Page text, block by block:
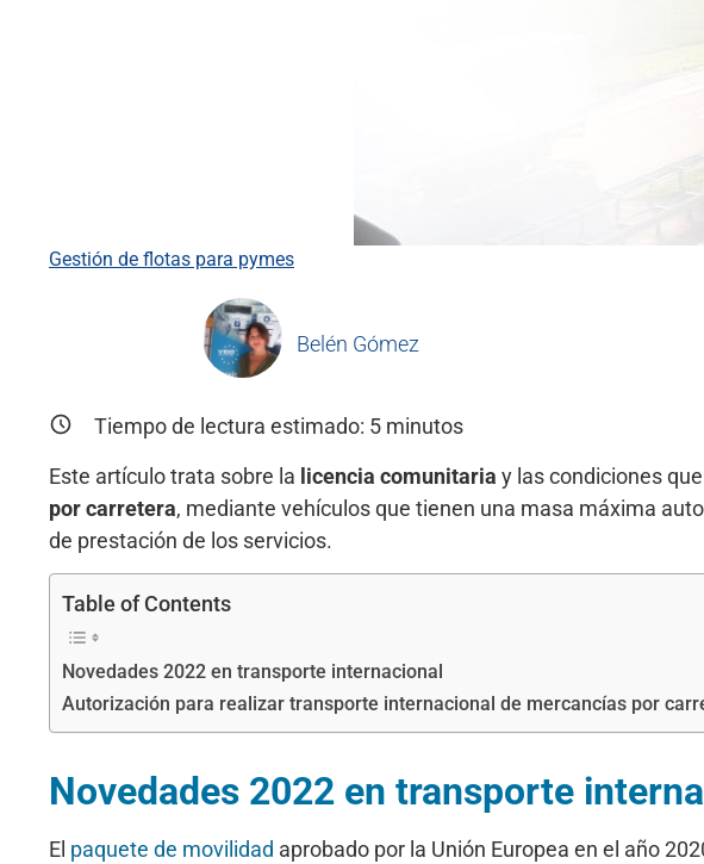
Gestión de flotas para pymes
Belén Gómez
Tiempo de lectura estimado: 5 minutos
Este artículo trata sobre la licencia comunitaria y las condiciones
por carretera, mediante vehículos que tienen una masa máxima
de prestación de los servicios.
Table of Contents
Novedades 2022 en transporte internacional
Autorización para realizar transporte internacional de mercancías por
Novedades 2022 en transporte
El paquete de movilidad aprobado por la Unión Europea en el año